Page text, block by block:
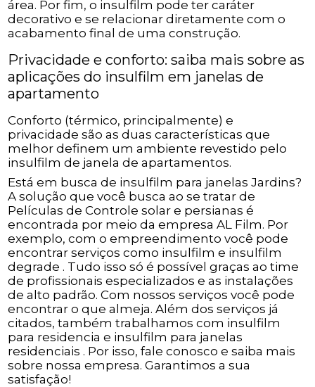
área. Por fim, o insulfilm pode ter caráter
decorativo e se relacionar diretamente com o
acabamento final de uma construção.
Privacidade e conforto: saiba mais sobre as
aplicações do insulfilm em janelas de
apartamento
Conforto (térmico, principalmente) e
privacidade são as duas características que
melhor definem um ambiente revestido pelo
insulfilm de janela de apartamentos.
Está em busca de insulfilm para janelas Jardins?
A solução que você busca ao se tratar de
Películas de Controle solar e persianas é
encontrada por meio da empresa AL Film. Por
exemplo, com o empreendimento você pode
encontrar serviços como insulfilm e insulfilm
degrade . Tudo isso só é possível graças ao time
de profissionais especializados e as instalações
de alto padrão. Com nossos serviços você pode
encontrar o que almeja. Além dos serviços já
citados, também trabalhamos com insulfilm
para residencia e insulfilm para janelas
residenciais . Por isso, fale conosco e saiba mais
sobre nossa empresa. Garantimos a sua
satisfação!